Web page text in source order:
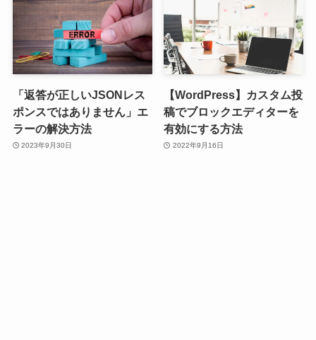
「返答が正しいJSONレス
ポンスではありません」エ
ラーの解決方法
2023年9月30日
【WordPress】カスタム投
稿でブロックエディターを
有効にする方法
2022年9月16日